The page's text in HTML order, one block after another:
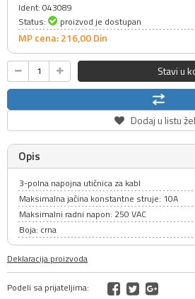
Ident: 043089
Status:
proizvod je dostupan
MP cena: 216,00Din
Stavi u
Dodaj u listu
Opis
3-polna napojna utičnica za kabl
Maksimalna jačina konstantne struje: 10A
Maksimalni radni napon: 250 VAC
Boja: crna
Deklaracija proizvoda
Podeli sa prijateljima: